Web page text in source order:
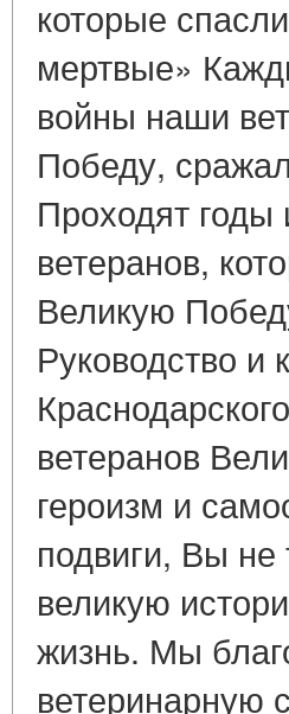
которые
мертвые»
войны наши
Победу,
Проходят годы
ветеранов,
Великую
Руководство и
ветеранов
героизм и
подвиги, Вы
великую
жизнь. Мы
ветеринарную